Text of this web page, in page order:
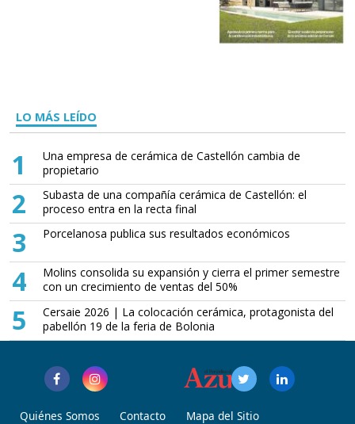
LO MÁS LEÍDO
1
Una empresa de cerámica de Castellón cambia de
propietario
2
Subasta de una compañía cerámica de Castellón: el
proceso entra en la recta final
3 Porcelanosa publica sus resultados económicos
4
Molins consolida su expansión y cierra el primer semestre
con un crecimiento de ventas del 50%
5
Cersaie 2026 | La colocación cerámica, protagonista del
pabellón 19 de la feria de Bolonia
Quiénes Somos Contacto Mapa del Sitio